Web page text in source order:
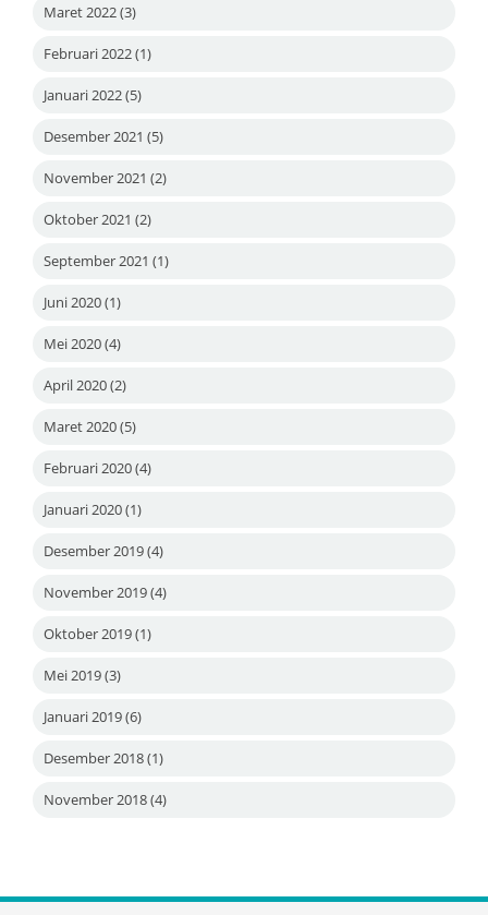
Maret 2022(3)
Februari 2022(1)
Januari 2022(5)
Desember 2021 (5)
November 2021 (2)
Oktober 2021 (2)
September 2021 (1)
Juni 2020(1)
Mei 2020(4)
April 2020(2)
Maret 2020(5)
Februari 2020(4)
Januari 2020(1)
Desember 2019(4)
November 2019(4)
Oktober 2019(1)
Mei 2019(3)
Januari 2019(6)
Desember 2018(1)
November 2018(4)